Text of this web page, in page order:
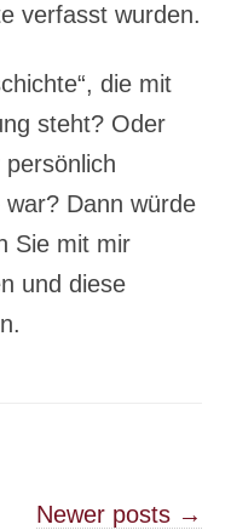
verfasst wurden.
die mit
steht? Oder
Dann würde
Sie mit mir
und diese
Newer posts →